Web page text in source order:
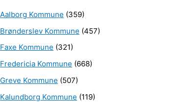
Aalborg Kommune (359)
Brønderslev Kommune (457)
Faxe Kommune (321)
Fredericia Kommune (668)
Greve Kommune (507)
Kalundborg Kommune (119)